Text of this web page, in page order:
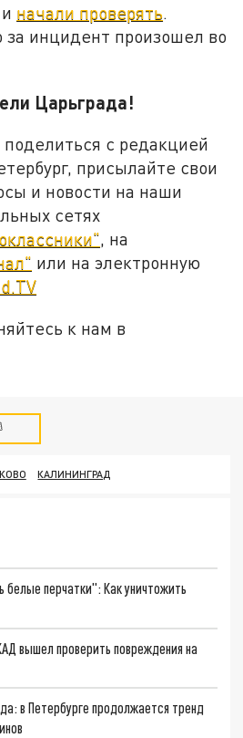
начали проверять.
за инцидент произошел во
Царьграда!
с редакцией
присылайте свои
и новости на наши
сетях
, на
или на электронную
к нам в
КАЛИНИНГРАД
белые перчатки": Как уничтожить
вышел проверить повреждения на
в Петербурге продолжается тренд